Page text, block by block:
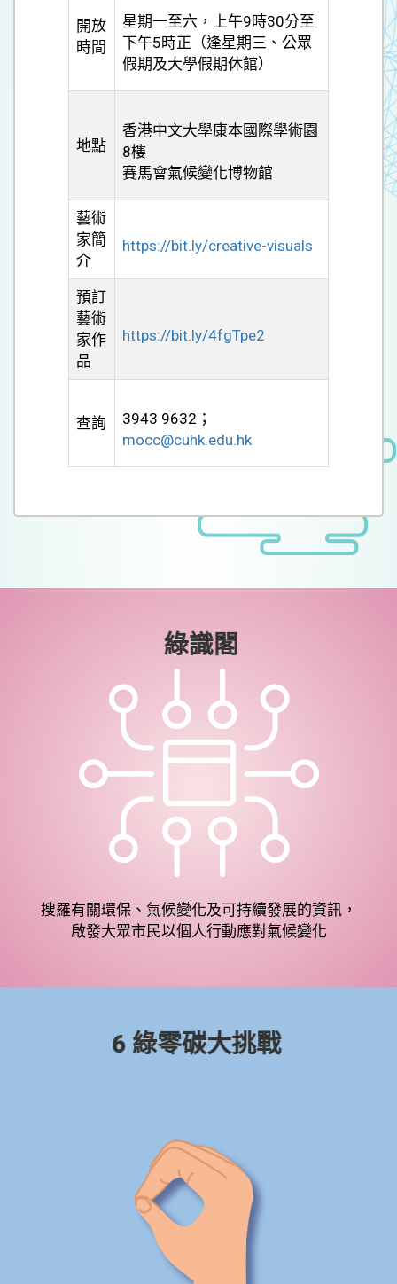
開放
時間
星期一至六，上午9時30分至
下午5時正（逢星期三、公眾
假期及大學假期休館）
地點
香港中文大學康本國際學術園
8樓
賽馬會氣候變化博物館
藝術
家簡
介
https://bit.ly/creative-visuals
預訂
藝術
家作
品
https://bit.ly/4fgTpe2
查詢
3943 9632；
mocc@cuhk.edu.hk
綠識閣
搜羅有關環保、氣候變化及可持續發展的資訊，
啟發大眾市民以個人行動應對氣候變化
6 綠零碳大挑戰